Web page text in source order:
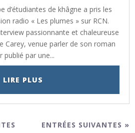
d’étudiantes de khâgne a pris les
radio « Les plumes » sur RCN.
passionnante et chaleureuse
Carey, venue parler de son roman
publié par une...
LIRE PLUS
ENTRÉES SUIVANTES »